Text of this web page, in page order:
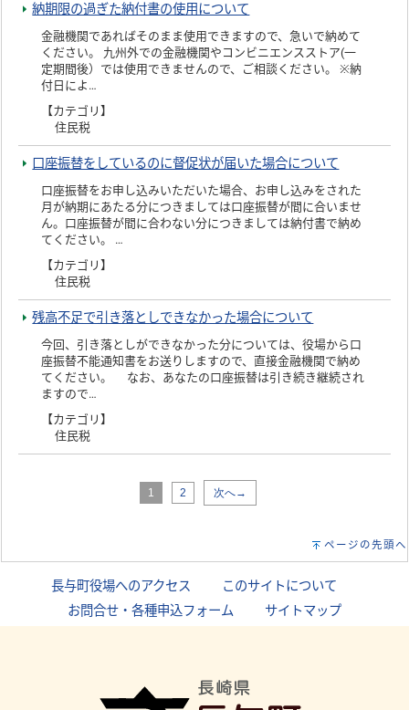
納期限の過ぎた納付書の使用について
金融機関であればそのまま使用できますので、急いで納めて
ください。 九州外での金融機関やコンビニエンスストア(一
定期間後）では使用できませんので、ご相談ください。 ※納
付日によ…
【カテゴリ】
住民税
口座振替をしているのに督促状が届いた場合について
口座振替をお申し込みいただいた場合、お申し込みをされた
月が納期にあたる分につきましては口座振替が間に合いませ
ん。口座振替が間に合わない分につきましては納付書で納め
てください。 …
【カテゴリ】
住民税
残高不足で引き落としできなかった場合について
今回、引き落としができなかった分については、役場から口
座振替不能通知書をお送りしますので、直接金融機関で納め
てください。 なお、あなたの口座振替は引き続き継続され
ますので…
【カテゴリ】
住民税
1 2 次へ→
ページの先頭へ
長与町役場へのアクセス このサイトについて
お問合せ・各種申込フォーム
サイトマップ